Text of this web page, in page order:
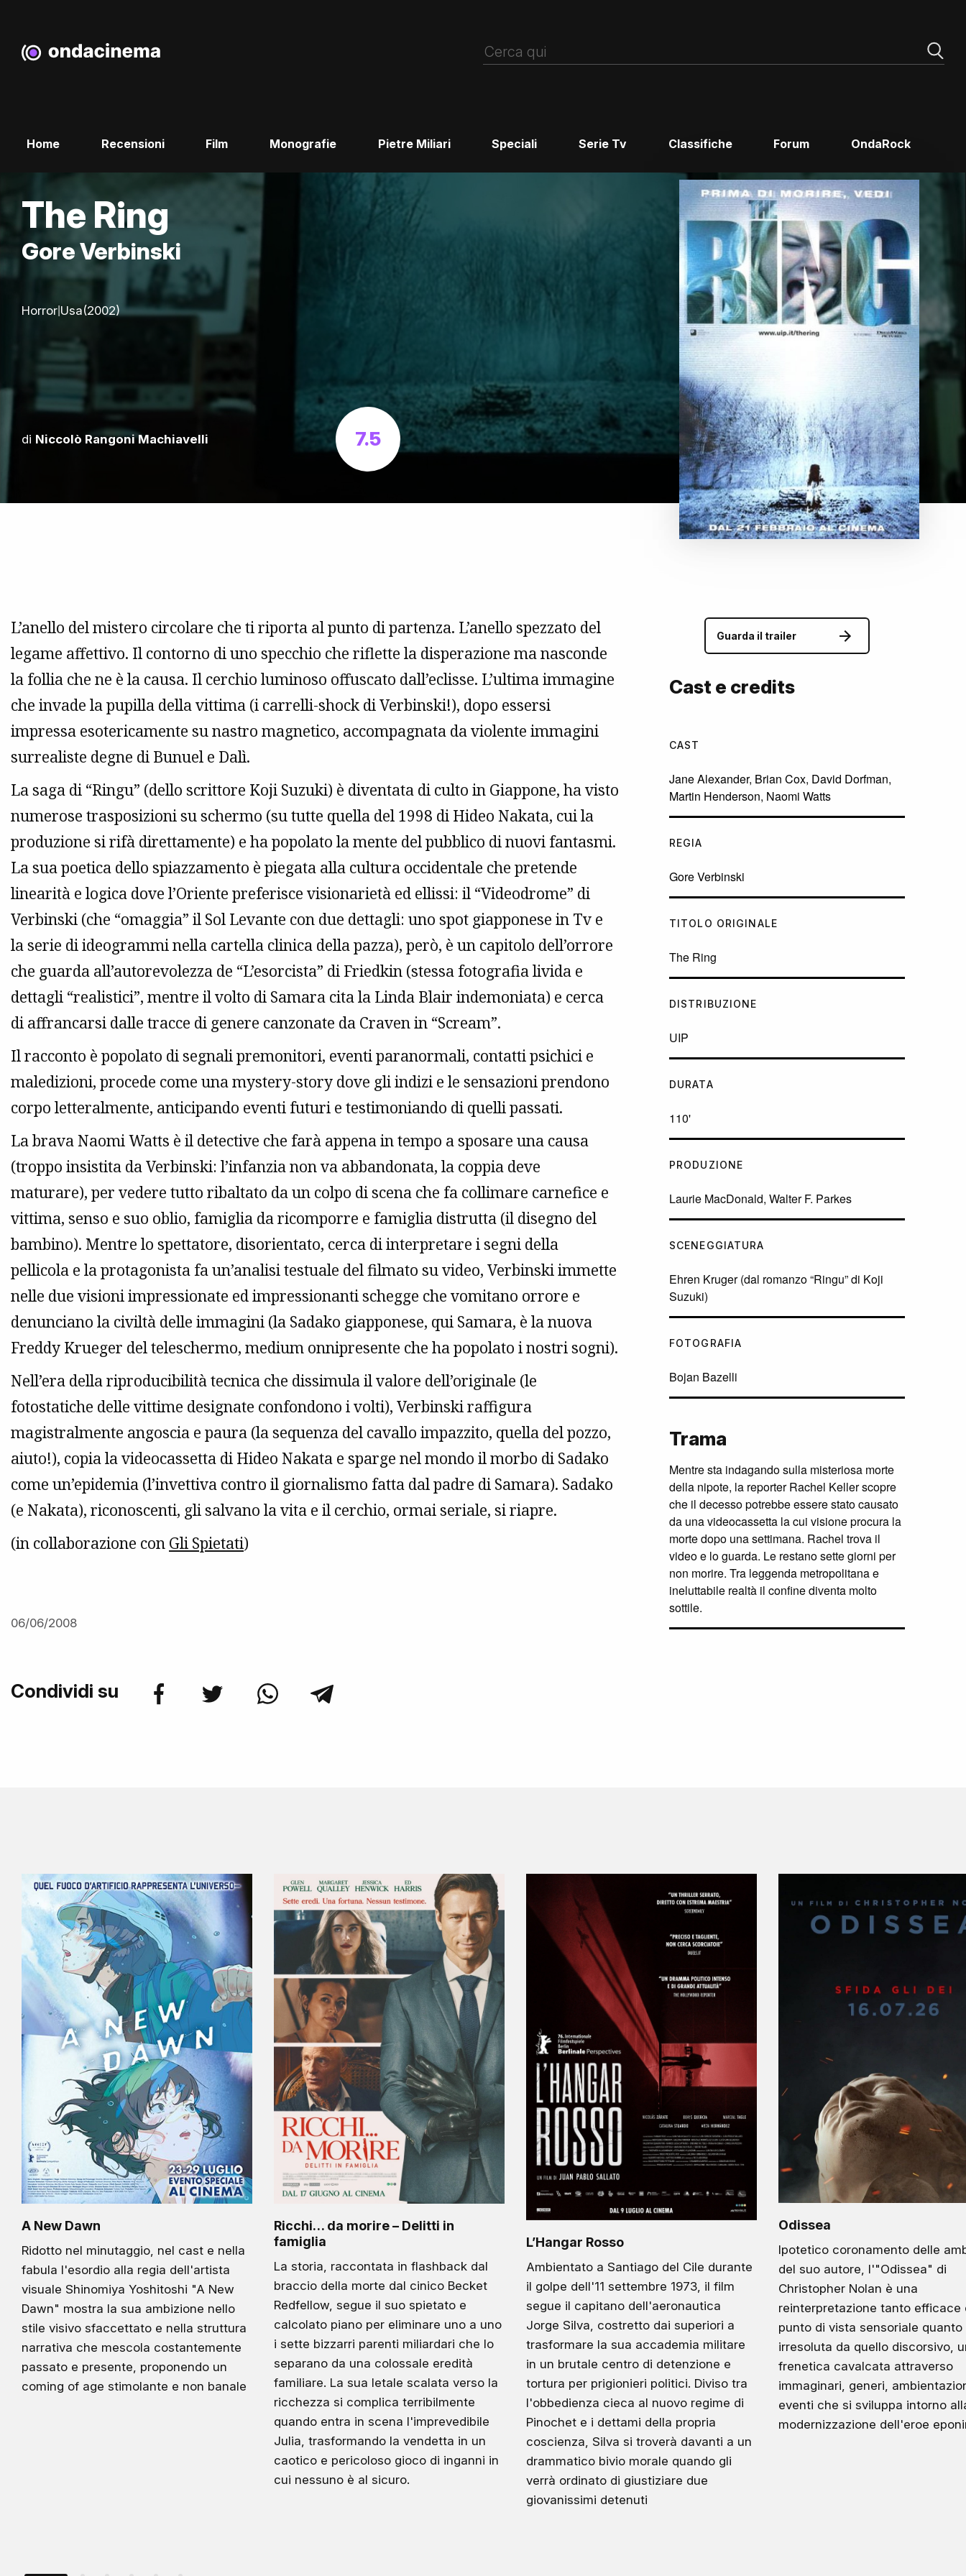
Home Recensioni Film Monografie Pietre Miliari Speciali Serie Tv Classifiche Forum OndaRock
The Ring
Gore Verbinski
Horror|Usa(2002)
di Niccolò Rangoni Machiavelli 7.5
L’anello del mistero circolare che ti riporta al punto di partenza. L’anello spezzato del
legame affettivo. Il contorno di uno specchio che riflette la disperazione ma nasconde
la follia che ne è la causa. Il cerchio luminoso offuscato dall’eclisse. L’ultima immagine
che invade la pupilla della vittima (i carrelli-shock di Verbinski!), dopo essersi
impressa esotericamente su nastro magnetico, accompagnata da violente immagini
surrealiste degne di Bunuel e Dalì.
La saga di “Ringu” (dello scrittore Koji Suzuki) è diventata di culto in Giappone, ha visto
numerose trasposizioni su schermo (su tutte quella del 1998 di Hideo Nakata, cui la
produzione si rifà direttamente) e ha popolato la mente del pubblico di nuovi fantasmi.
La sua poetica dello spiazzamento è piegata alla cultura occidentale che pretende
linearità e logica dove l’Oriente preferisce visionarietà ed ellissi: il “Videodrome” di
Verbinski (che “omaggia” il Sol Levante con due dettagli: uno spot giapponese in Tv e
la serie di ideogrammi nella cartella clinica della pazza), però, è un capitolo dell’orrore
che guarda all’autorevolezza de “L’esorcista” di Friedkin (stessa fotografia livida e
dettagli “realistici”, mentre il volto di Samara cita la Linda Blair indemoniata) e cerca
di affrancarsi dalle tracce di genere canzonate da Craven in “Scream”.
Il racconto è popolato di segnali premonitori, eventi paranormali, contatti psichici e
maledizioni, procede come una mystery-story dove gli indizi e le sensazioni prendono
corpo letteralmente, anticipando eventi futuri e testimoniando di quelli passati.
La brava Naomi Watts è il detective che farà appena in tempo a sposare una causa
(troppo insistita da Verbinski: l’infanzia non va abbandonata, la coppia deve
maturare), per vedere tutto ribaltato da un colpo di scena che fa collimare carnefice e
vittima, senso e suo oblio, famiglia da ricomporre e famiglia distrutta (il disegno del
bambino). Mentre lo spettatore, disorientato, cerca di interpretare i segni della
pellicola e la protagonista fa un’analisi testuale del filmato su video, Verbinski immette
nelle due visioni impressionate ed impressionanti schegge che vomitano orrore e
denunciano la civiltà delle immagini (la Sadako giapponese, qui Samara, è la nuova
Freddy Krueger del teleschermo, medium onnipresente che ha popolato i nostri sogni).
Nell’era della riproducibilità tecnica che dissimula il valore dell’originale (le
fotostatiche delle vittime designate confondono i volti), Verbinski raffigura
magistralmente angoscia e paura (la sequenza del cavallo impazzito, quella del pozzo,
aiuto!), copia la videocassetta di Hideo Nakata e sparge nel mondo il morbo di Sadako
come un’epidemia (l’invettiva contro il giornalismo fatta dal padre di Samara). Sadako
(e Nakata), riconoscenti, gli salvano la vita e il cerchio, ormai seriale, si riapre.
(in collaborazione con Gli Spietati)
06/06/2008
Condividi su
Guarda il trailer
Cast e credits
CAST
Jane Alexander, Brian Cox, David Dorfman,
Martin Henderson, Naomi Watts
REGIA
Gore Verbinski
TITOLO ORIGINALE
The Ring
DISTRIBUZIONE
UIP
DURATA
110'
PRODUZIONE
Laurie MacDonald, Walter F. Parkes
SCENEGGIATURA
Ehren Kruger (dal romanzo “Ringu” di Koji
Suzuki)
FOTOGRAFIA
Bojan Bazelli
Trama
Mentre sta indagando sulla misteriosa morte
della nipote, la reporter Rachel Keller scopre
che il decesso potrebbe essere stato causato
da una videocassetta la cui visione procura la
morte dopo una settimana. Rachel trova il
video e lo guarda. Le restano sette giorni per
non morire. Tra leggenda metropolitana e
ineluttabile realtà il confine diventa molto
sottile.
A New Dawn
Ridotto nel minutaggio, nel cast e nella
fabula l'esordio alla regia dell'artista
visuale Shinomiya Yoshitoshi "A New
Dawn" mostra la sua ambizione nello
stile visivo sfaccettato e nella struttura
narrativa che mescola costantemente
passato e presente, proponendo un
coming of age stimolante e non banale
Ricchi… da morire – Delitti in
famiglia
La storia, raccontata in flashback dal
braccio della morte dal cinico Becket
Redfellow, segue il suo spietato e
calcolato piano per eliminare uno a uno
i sette bizzarri parenti miliardari che lo
separano da una colossale eredità
familiare. La sua letale scalata verso la
ricchezza si complica terribilmente
quando entra in scena l'imprevedibile
Julia, trasformando la vendetta in un
caotico e pericoloso gioco di inganni in
cui nessuno è al sicuro.
L’Hangar Rosso
Ambientato a Santiago del Cile durante
il golpe dell'11 settembre 1973, il film
segue il capitano dell'aeronautica
Jorge Silva, costretto dai superiori a
trasformare la sua accademia militare
in un brutale centro di detenzione e
tortura per prigionieri politici. Diviso tra
l'obbedienza cieca al nuovo regime di
Pinochet e i dettami della propria
coscienza, Silva si troverà davanti a un
drammatico bivio morale quando gli
verrà ordinato di giustiziare due
giovanissimi detenuti
Odissea
Ipotetico coronamento delle
del suo autore, l'"Odissea" di
Christopher Nolan è una
reinterpretazione tanto efficace
punto di vista sensoriale quanto
irresoluta da quello discorsivo,
frenetica cavalcata attraverso
immaginari, generi,
eventi che si sviluppa intorno
modernizzazione dell'eroe